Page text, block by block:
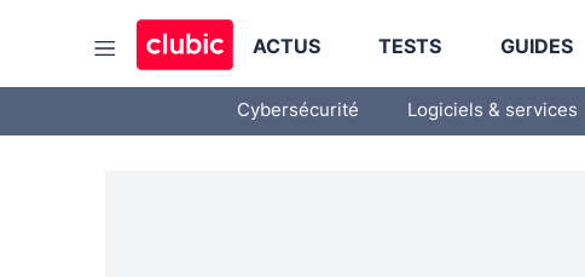
ACTUS TESTS GUIDES
Cybersécurité Logiciels & services